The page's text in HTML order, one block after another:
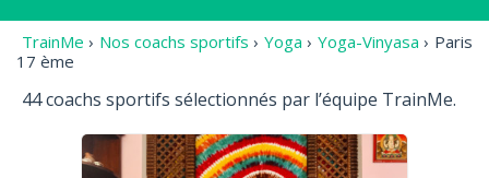
TrainMe › Nos coachs sportifs › Yoga › Yoga-Vinyasa › Paris
17 ème
44 coachs sportifs sélectionnés par l’équipe TrainMe.